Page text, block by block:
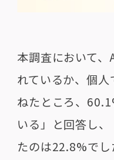
本調査において
れているか、個
ねたところ、
いる」と回答し
たのは22.8%でし